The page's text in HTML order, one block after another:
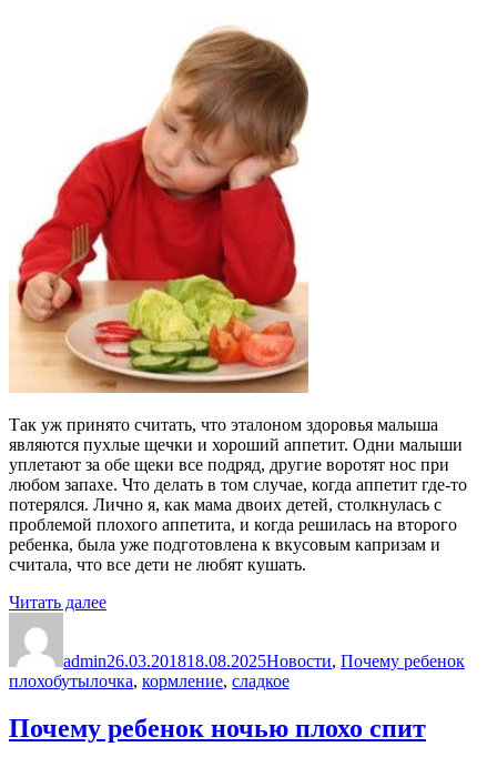
Так уж принято считать, что эталоном здоровья малыша
являются пухлые щечки и хороший аппетит. Одни малыши
уплетают за обе щеки все подряд, другие воротят нос при
любом запахе. Что делать в том случае, когда аппетит где-то
потерялся. Лично я, как мама двоих детей, столкнулась с
проблемой плохого аппетита, и когда решилась на второго
ребенка, была уже подготовлена к вкусовым капризам и
считала, что все дети не любят кушать.
Читать далее«Плохой
ребенка»
admin26.03.201818.08.2025Новости, Почему ребенок
плохоМетки
бутылочка, кормление, сладкое
Почему ребенок ночью плохо спит